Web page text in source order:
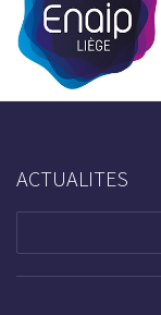
ACTUALITES